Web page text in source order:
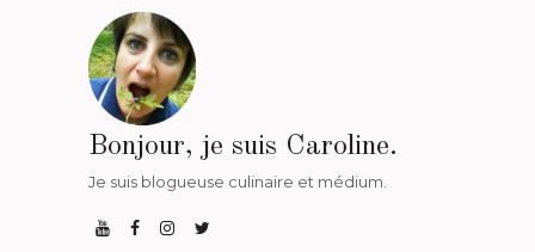
Bonjour, je suis Caroline.
Je suis blogueuse culinaire et médium.